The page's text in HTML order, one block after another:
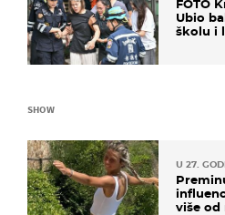
FOTO
Ubio
školu i
SHOW
U 27.
više od